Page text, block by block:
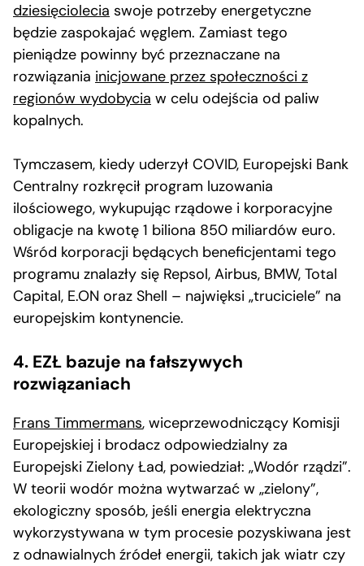
dziesięciolecia swoje potrzeby energetyczne
będzie zaspokajać węglem. Zamiast tego
pieniądze powinny być przeznaczane na
rozwiązania inicjowane przez społeczności z
regionów wydobycia w celu odejścia od paliw
kopalnych.
Tymczasem, kiedy uderzył COVID, Europejski Bank
Centralny rozkręcił program luzowania
ilościowego, wykupując rządowe i korporacyjne
obligacje na kwotę 1 biliona 850 miliardów euro.
Wśród korporacji będących beneficjentami tego
programu znalazły się Repsol, Airbus, BMW, Total
Capital, E.ON oraz Shell – najwięksi „truciciele” na
europejskim kontynencie.
4. EZŁ bazuje na fałszywych
rozwiązaniach
Frans Timmermans, wiceprzewodniczący Komisji
Europejskiej i brodacz odpowiedzialny za
Europejski Zielony Ład, powiedział: „Wodór rządzi”.
W teorii wodór można wytwarzać w „zielony”,
ekologiczny sposób, jeśli energia elektryczna
wykorzystywana w tym procesie pozyskiwana jest
z odnawialnych źródeł energii, takich jak wiatr czy